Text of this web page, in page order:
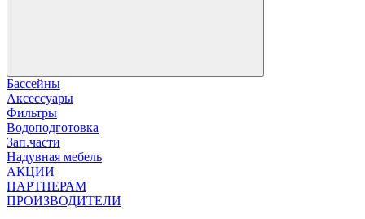
Бассейны
Аксессуары
Фильтры
Водоподготовка
Зап.части
Надувная мебель
АКЦИИ
ПАРТНЕРАМ
ПРОИЗВОДИТЕЛИ